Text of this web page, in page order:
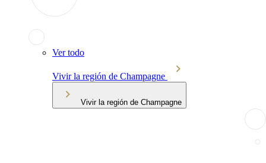
Ver todo
Vivir la región de Champagne
Vivir la región de Champagne